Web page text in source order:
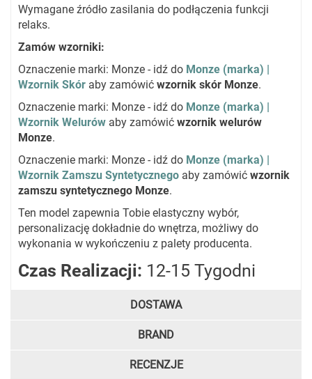
Wymagane źródło zasilania do podłączenia funkcji
relaks.
Zamów wzorniki:
Oznaczenie marki: Monze - idź do Monze (marka) |
Wzornik Skór aby zamówić wzornik skór Monze.
Oznaczenie marki: Monze - idź do Monze (marka) |
Wzornik Welurów aby zamówić wzornik welurów
Monze.
Oznaczenie marki: Monze - idź do Monze (marka) |
Wzornik Zamszu Syntetycznego aby zamówić wzornik
zamszu syntetycznego Monze.
Ten model zapewnia Tobie elastyczny wybór,
personalizację dokładnie do wnętrza, możliwy do
wykonania w wykończeniu z palety producenta.
Czas Realizacji: 12-15 Tygodni
DOSTAWA
BRAND
RECENZJE